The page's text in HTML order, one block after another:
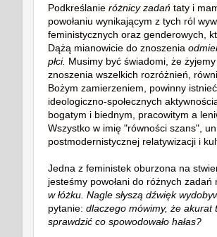
Podkreślanie różnicy zadań taty i
powołaniu wynikającym z tych ról
feministycznych oraz genderowych,
Dążą mianowicie do znoszenia
płci. Musimy być świadomi, że
znoszenia wszelkich rozróżnień,
Bożym zamierzeniem, powinny
ideologiczno-społecznych
bogatym i biednym, pracowitym a
Wszystko w imię "równości szans",
postmodernistycznej relatywizacji i
Jedna z feministek oburzona na
jesteśmy powołani do różnych zadań
w łóżku. Nagle słyszą dźwięk
pytanie: dlaczego mówimy, że
sprawdzić co spowodowało hałas?